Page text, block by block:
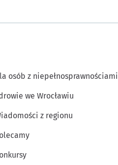
osób z niepełnosprawnościami
we Wrocławiu
z regionu